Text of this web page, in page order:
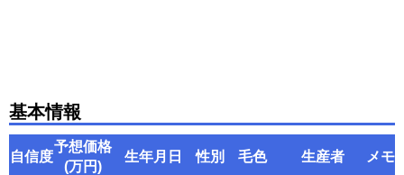
基本情報
自信度
予想価格
(万円)
生年月日 性別 毛色 生産者 メモ